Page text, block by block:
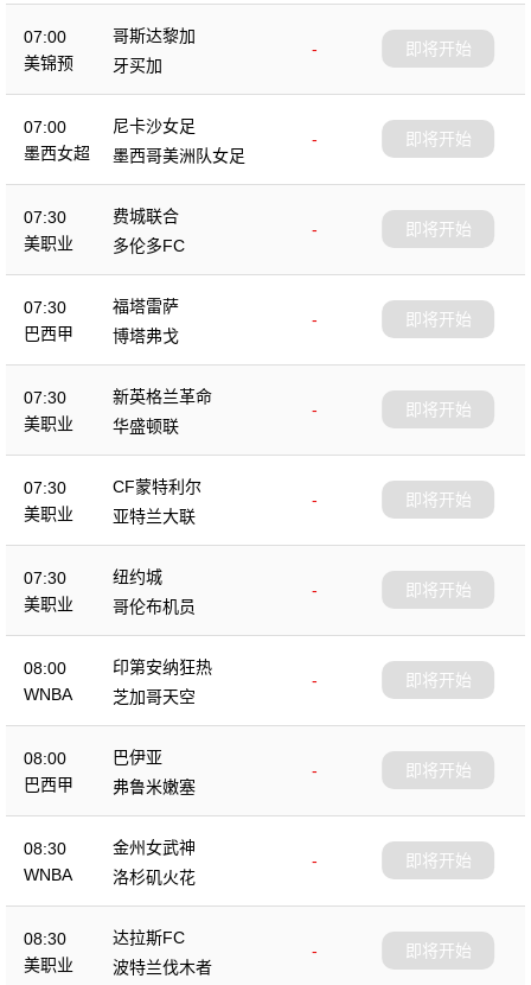
07:00
美锦预
哥斯达黎加
-
牙买加
即将开始
07:00
墨西女超
尼卡沙女足
-
墨西哥美洲队女足
即将开始
07:30
美职业
费城联合
-
多伦多FC
即将开始
07:30
巴西甲
福塔雷萨
-
博塔弗戈
即将开始
07:30
美职业
新英格兰革命
-
华盛顿联
即将开始
07:30
美职业
CF蒙特利尔
-
亚特兰大联
即将开始
07:30
美职业
纽约城
-
哥伦布机员
即将开始
08:00
WNBA
印第安纳狂热
-
芝加哥天空
即将开始
08:00
巴西甲
巴伊亚
-
弗鲁米嫩塞
即将开始
08:30
WNBA
金州女武神
-
洛杉矶火花
即将开始
08:30
美职业
达拉斯FC
-
波特兰伐木者
即将开始